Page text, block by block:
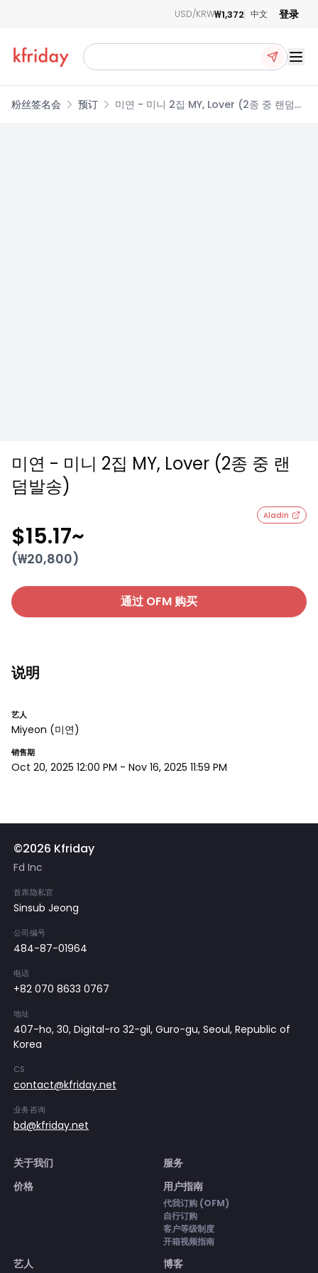
USD/KRW₩1,372 中文 登录
粉丝签名会 预订
미연 - 미니 2집 MY, Lover (2종 중 랜덤발
미연 - 미니 2집 MY, Lover (2종 중 랜
덤발송)
Aladin
$15.17~
(₩20,800)
通过 OFM 购买
说明
艺人
Miyeon (미연)
销售期
Oct 20, 2025 12:00 PM - Nov 16, 2025 11:59 PM
©2026 Kfriday
Fd Inc
首席隐私官
Sinsub Jeong
公司编号
484-87-01964
电话
+82 070 8633 0767
地址
407-ho, 30, Digital-ro 32-gil, Guro-gu, Seoul, Republic of
Korea
CS
contact@kfriday.net
业务咨询
bd@kfriday.net
关于我们
服务
价格
用户指南
代我订购 (OFM)
自行订购
客户等级制度
开箱视频指南
艺人 博客